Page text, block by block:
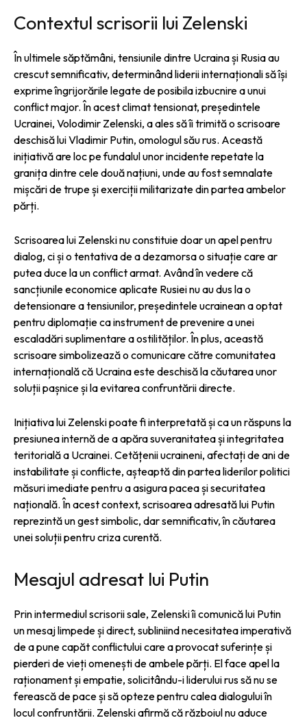
Contextul scrisorii lui Zelenski
În ultimele săptămâni, tensiunile dintre Ucraina și Rusia au
crescut semnificativ, determinând liderii internaționali să își
exprime îngrijorările legate de posibila izbucnire a unui
conflict major. În acest climat tensionat, președintele
Ucrainei, Volodimir Zelenski, a ales să îi trimită o scrisoare
deschisă lui Vladimir Putin, omologul său rus. Această
inițiativă are loc pe fundalul unor incidente repetate la
granița dintre cele două națiuni, unde au fost semnalate
mișcări de trupe și exerciții militarizate din partea ambelor
părți.
Scrisoarea lui Zelenski nu constituie doar un apel pentru
dialog, ci și o tentativa de a dezamorsa o situație care ar
putea duce la un conflict armat. Având în vedere că
sancțiunile economice aplicate Rusiei nu au dus la o
detensionare a tensiunilor, președintele ucrainean a optat
pentru diplomație ca instrument de prevenire a unei
escaladări suplimentare a ostilităților. În plus, această
scrisoare simbolizează o comunicare către comunitatea
internațională că Ucraina este deschisă la căutarea unor
soluții pașnice și la evitarea confruntării directe.
Inițiativa lui Zelenski poate fi interpretată și ca un răspuns la
presiunea internă de a apăra suveranitatea și integritatea
teritorială a Ucrainei. Cetățenii ucraineni, afectați de ani de
instabilitate și conflicte, așteaptă din partea liderilor politici
măsuri imediate pentru a asigura pacea și securitatea
națională. În acest context, scrisoarea adresată lui Putin
reprezintă un gest simbolic, dar semnificativ, în căutarea
unei soluții pentru criza curentă.
Mesajul adresat lui Putin
Prin intermediul scrisorii sale, Zelenski îi comunică lui Putin
un mesaj limpede și direct, subliniind necesitatea imperativă
de a pune capăt conflictului care a provocat suferințe și
pierderi de vieți omenești de ambele părți. El face apel la
raționament și empatie, solicitându-i liderului rus să nu se
ferească de pace și să opteze pentru calea dialogului în
locul confruntării. Zelenski afirmă că războiul nu aduce